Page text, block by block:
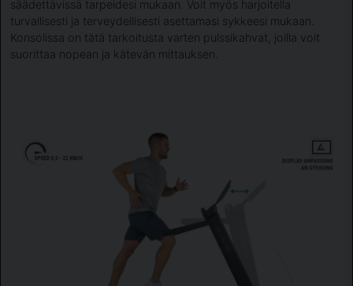
säädettävissä tarpeidesi mukaan. Voit myös harjoitella
turvallisesti ja terveydellisesti asettamasi sykkeesi mukaan.
Konsolissa on tätä tarkoitusta varten pulssikahvat, joilla voit
suorittaa nopean ja kätevän mittauksen.